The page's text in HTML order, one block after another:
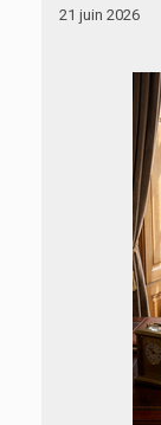
21 juin 2026